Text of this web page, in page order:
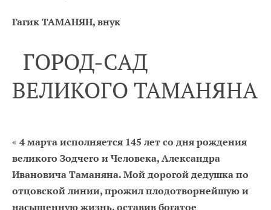
Гагик ТАМАНЯН, внук
ГОРОД-САД
ВЕЛИКОГО ТАМАНЯНА
« 4 марта исполняется 145 лет со дня рождения
великого Зодчего и Человека, Александра
Ивановича Таманяна. Мой дорогой дедушка по
отцовской линии, прожил плодотворнейшую и
насыщенную жизнь, оставив богатое